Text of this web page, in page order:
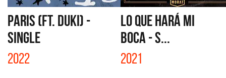
PARIS (FT. DUKI) -
SINGLE
2022
LO QUE HARÁ MI
BOCA - S...
2021